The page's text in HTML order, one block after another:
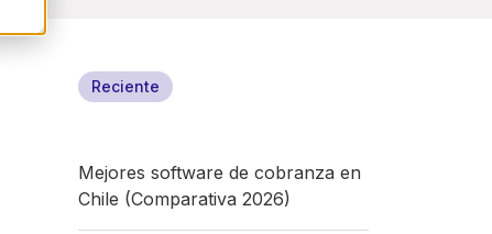
Reciente
Mejores software de cobranza en
Chile (Comparativa 2026)